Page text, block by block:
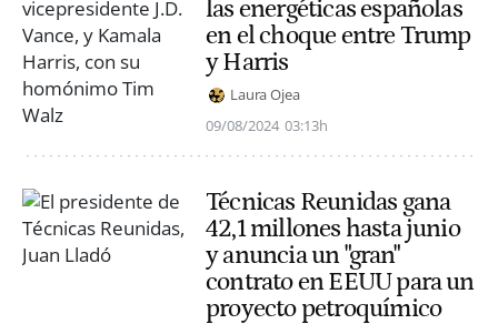
las energéticas españolas
en el choque entre Trump
y Harris
Laura Ojea
09/08/2024 03:13h
Técnicas Reunidas gana
42,1 millones hasta junio
y anuncia un "gran"
contrato en EEUU para un
proyecto petroquímico